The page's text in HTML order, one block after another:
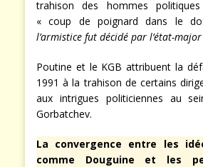
trahison des hommes
« coup de poignard dans le
l’armistice fut décidé par l’état-
Poutine et le KGB attribuent la
1991 à la trahison de certains
aux intrigues politiciennes au
Gorbatchev.
La convergence entre les
comme Douguine et les